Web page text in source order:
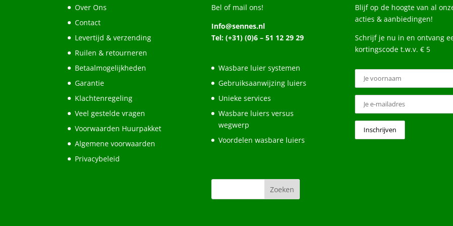
Over Ons
Contact
Levertijd & verzending
Ruilen & retourneren
Betaalmogelijkheden
Garantie
Klachtenregeling
Veel gestelde vragen
Voorwaarden Huurpakket
Algemene voorwaarden
Privacybeleid
Bel of mail ons!
Info@sennes.nl
Tel: (+31) (0)6 – 51 12 29 29
Wasbare luier systemen
Gebruiksaanwijzing luiers
Unieke services
Wasbare luiers versus
wegwerp
Voordelen wasbare luiers
Blijf op de hoogte van al
acties & aanbiedingen!
Schrijf je nu in en ontvang
kortingscode t.w.v. € 5